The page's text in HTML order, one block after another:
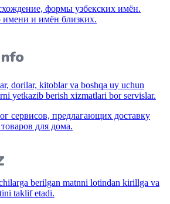
формы узбекских имён.
имени и имён близких.
dorilar, kitoblar va boshqa uy uchun
yetkazib berish xizmatlari bor servislar.
сервисов, предлагающих доставку
для дома.
berilgan matnni lotindan kirillga va
taklif etadi.